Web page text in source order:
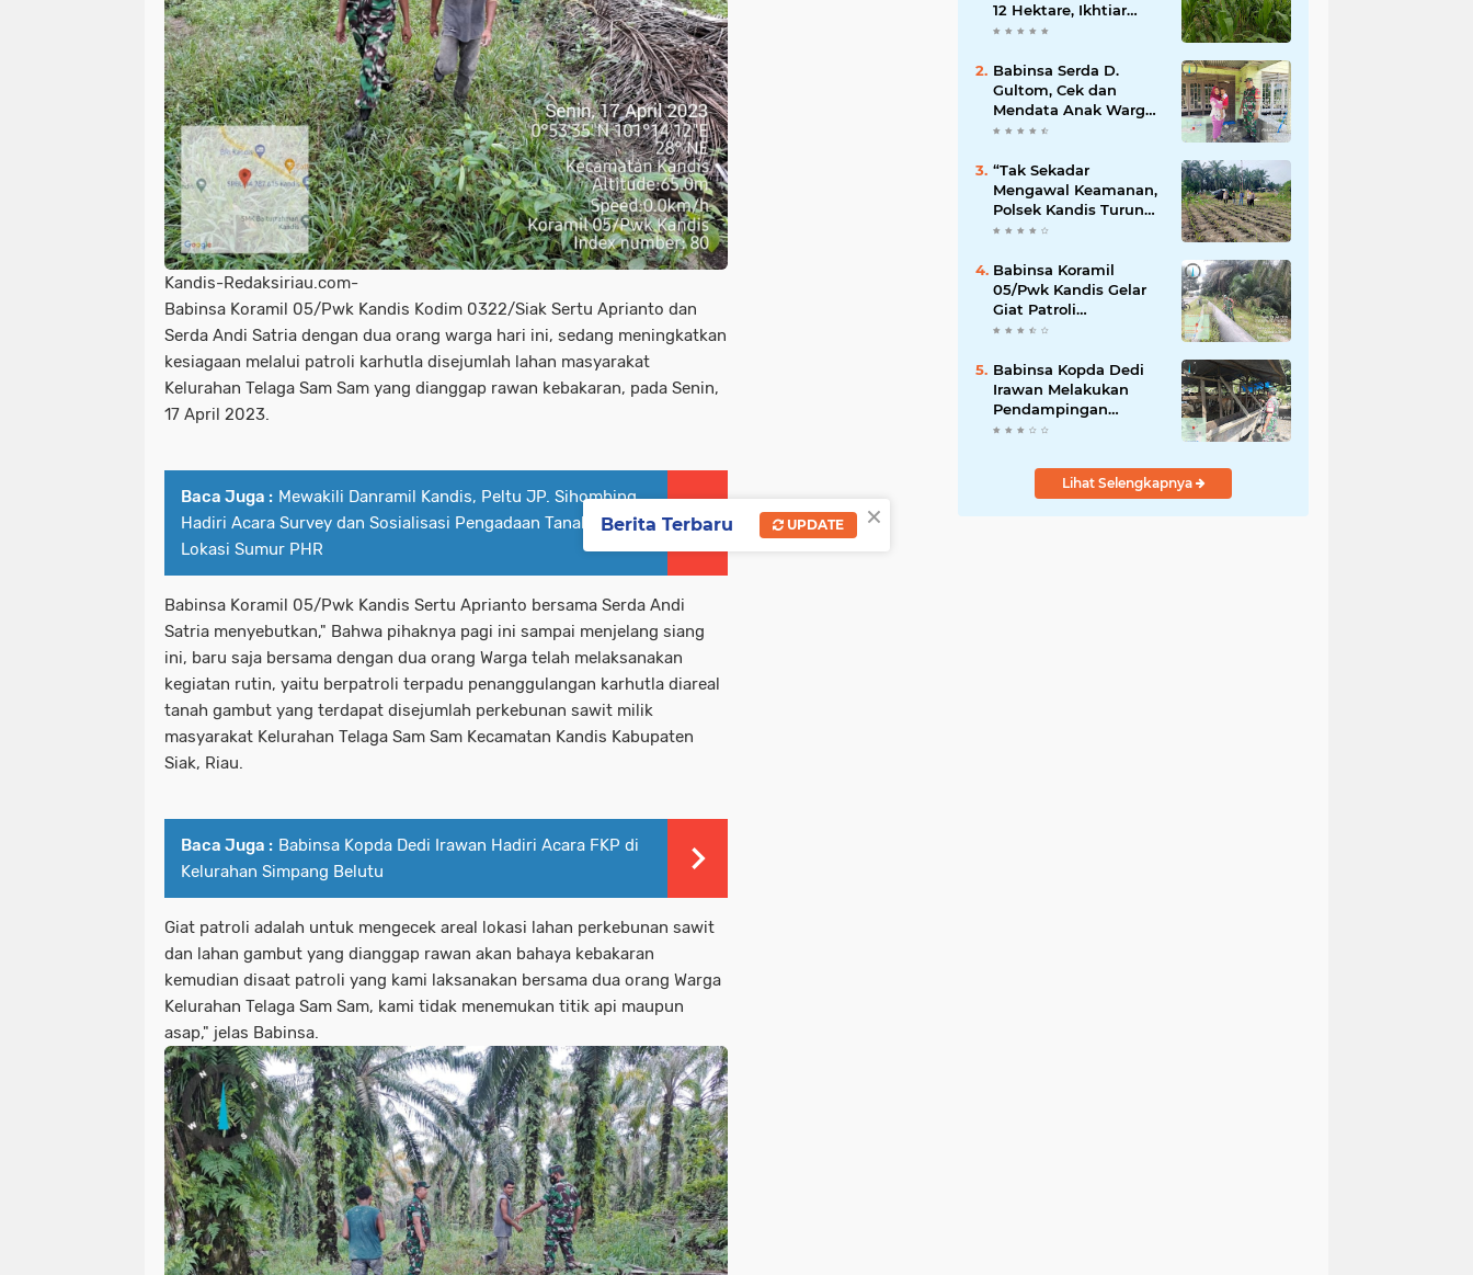
Kandis-Redaksiriau.com-
Babinsa Koramil 05/Pwk Kandis Kodim 0322/Siak Sertu Aprianto dan
Serda Andi Satria dengan dua orang warga hari ini, sedang meningkatkan
kesiagaan melalui patroli karhutla disejumlah lahan masyarakat
Kelurahan Telaga Sam Sam yang dianggap rawan kebakaran, pada Senin,
17 April 2023.
Baca Juga : Mewakili Danramil Kandis, Peltu JP. Sihombing
Hadiri Acara Survey dan Sosialisasi Pengadaan Tanah di 4
Lokasi Sumur PHR
Babinsa Koramil 05/Pwk Kandis Sertu Aprianto bersama Serda Andi
Satria menyebutkan," Bahwa pihaknya pagi ini sampai menjelang siang
ini, baru saja bersama dengan dua orang Warga telah melaksanakan
kegiatan rutin, yaitu berpatroli terpadu penanggulangan karhutla diareal
tanah gambut yang terdapat disejumlah perkebunan sawit milik
masyarakat Kelurahan Telaga Sam Sam Kecamatan Kandis Kabupaten
Siak, Riau.
Baca Juga : Babinsa Kopda Dedi Irawan Hadiri Acara FKP di
Kelurahan Simpang Belutu
Giat patroli adalah untuk mengecek areal lokasi lahan perkebunan sawit
dan lahan gambut yang dianggap rawan akan bahaya kebakaran
kemudian disaat patroli yang kami laksanakan bersama dua orang Warga
Kelurahan Telaga Sam Sam, kami tidak menemukan titik api maupun
asap," jelas Babinsa.
12 Hektare, Ikhtiar
Menjaga Ketahanan
Babinsa Serda D.
Gultom, Cek dan
Mendata Anak Warga
Yang Stunting
“Tak Sekadar
Mengawal Keamanan,
Polsek Kandis Turun
ke Lahan Jagung
Pangan
Babinsa Koramil
05/Pwk Kandis Gelar
Giat Patroli
Pengamanan Line
Kandis Kandis
Babinsa Kopda Dedi
Irawan Melakukan
Pendampingan
Vaksinasi PMK
Lihat Selengkapnya
×
Berita Terbaru UPDATE